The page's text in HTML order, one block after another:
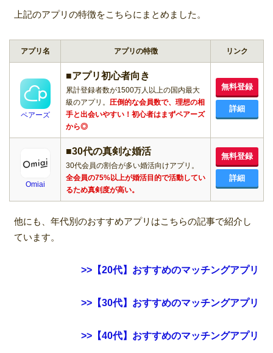
上記のアプリの特徴をこちらにまとめました。
アプリ名 アプリの特徴 リンク
ペアーズ
■アプリ初心者向き
累計登録者数が1500万人以上の国内最大
級のアプリ。 圧倒的な会員数で、理想の相
手と出会いやすい！初心者はまずペアーズ
から◎
無料登録
詳細
Omiai
■30代の真剣な婚活
30代会員の割合が多い婚活向けアプリ。
全会員の75%以上が婚活目的で活動してい
るため真剣度が高い。
無料登録
詳細
他にも、年代別のおすすめアプリはこちらの記事で紹介し
ています。
>>【20代】おすすめのマッチングアプリ
>>【30代】おすすめのマッチングアプリ
>>【40代】おすすめのマッチングアプリ